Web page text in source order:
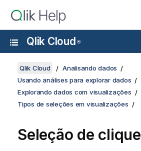
Qlik Cloud ®
Qlik Cloud
Analisando dados
Usando análises para explorar dados
Explorando dados com visualizações
Tipos de seleções em visualizações
Seleção de clique